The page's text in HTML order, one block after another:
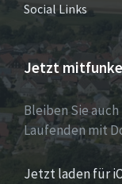
Social Links
Jetzt
Bleiben Sie
Laufenden mit
Jetzt laden für